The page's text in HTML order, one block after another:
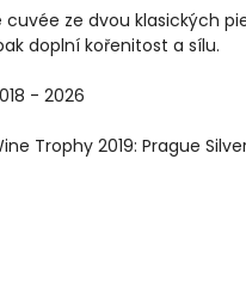
cuvée ze dvou klasických
doplní kořenitost a sílu.
- 2026
Trophy 2019: Prague